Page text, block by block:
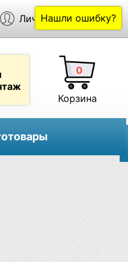
Личный кабинет
0
Корзина
Нашли ошибку?